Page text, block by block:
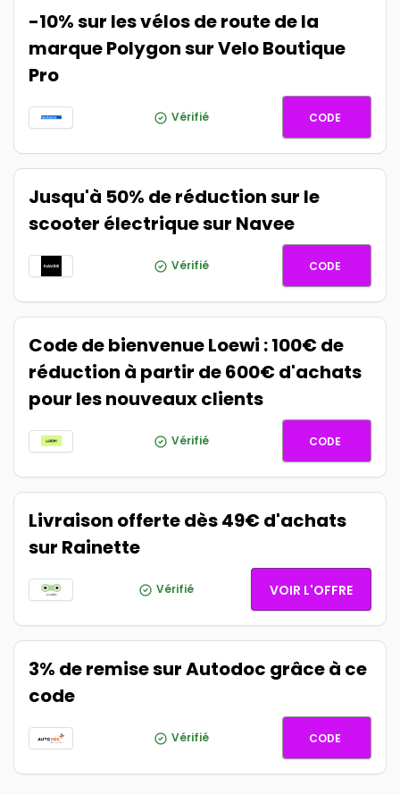
-10% sur les vélos de route de la
marque Polygon sur Velo Boutique
Pro
Vérifié POLY10
CODE
Jusqu'à 50% de réduction sur le
scooter électrique sur Navee
Vérifié AFFAUG
CODE
Code de bienvenue Loewi : 100€ de
réduction à partir de 600€ d'achats
pour les nouveaux clients
Vérifié CODE
Livraison offerte dès 49€ d'achats
sur Rainette
Vérifié VOIR L'OFFRE
3% de remise sur Autodoc grâce à ce
code
Vérifié CODE